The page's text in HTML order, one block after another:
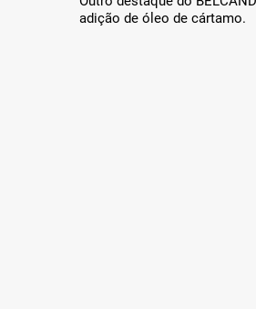
adição de óleo de cártamo.